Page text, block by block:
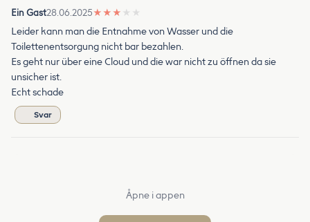
Ein Gast28.06.2025★ ★ ★ ★ ★
Leider kann man die Entnahme von Wasser und die
Toilettenentsorgung nicht bar bezahlen.
Es geht nur über eine Cloud und die war nicht zu öffnen da sie
unsicher ist.
Echt schade
Svar
Åpne i appen